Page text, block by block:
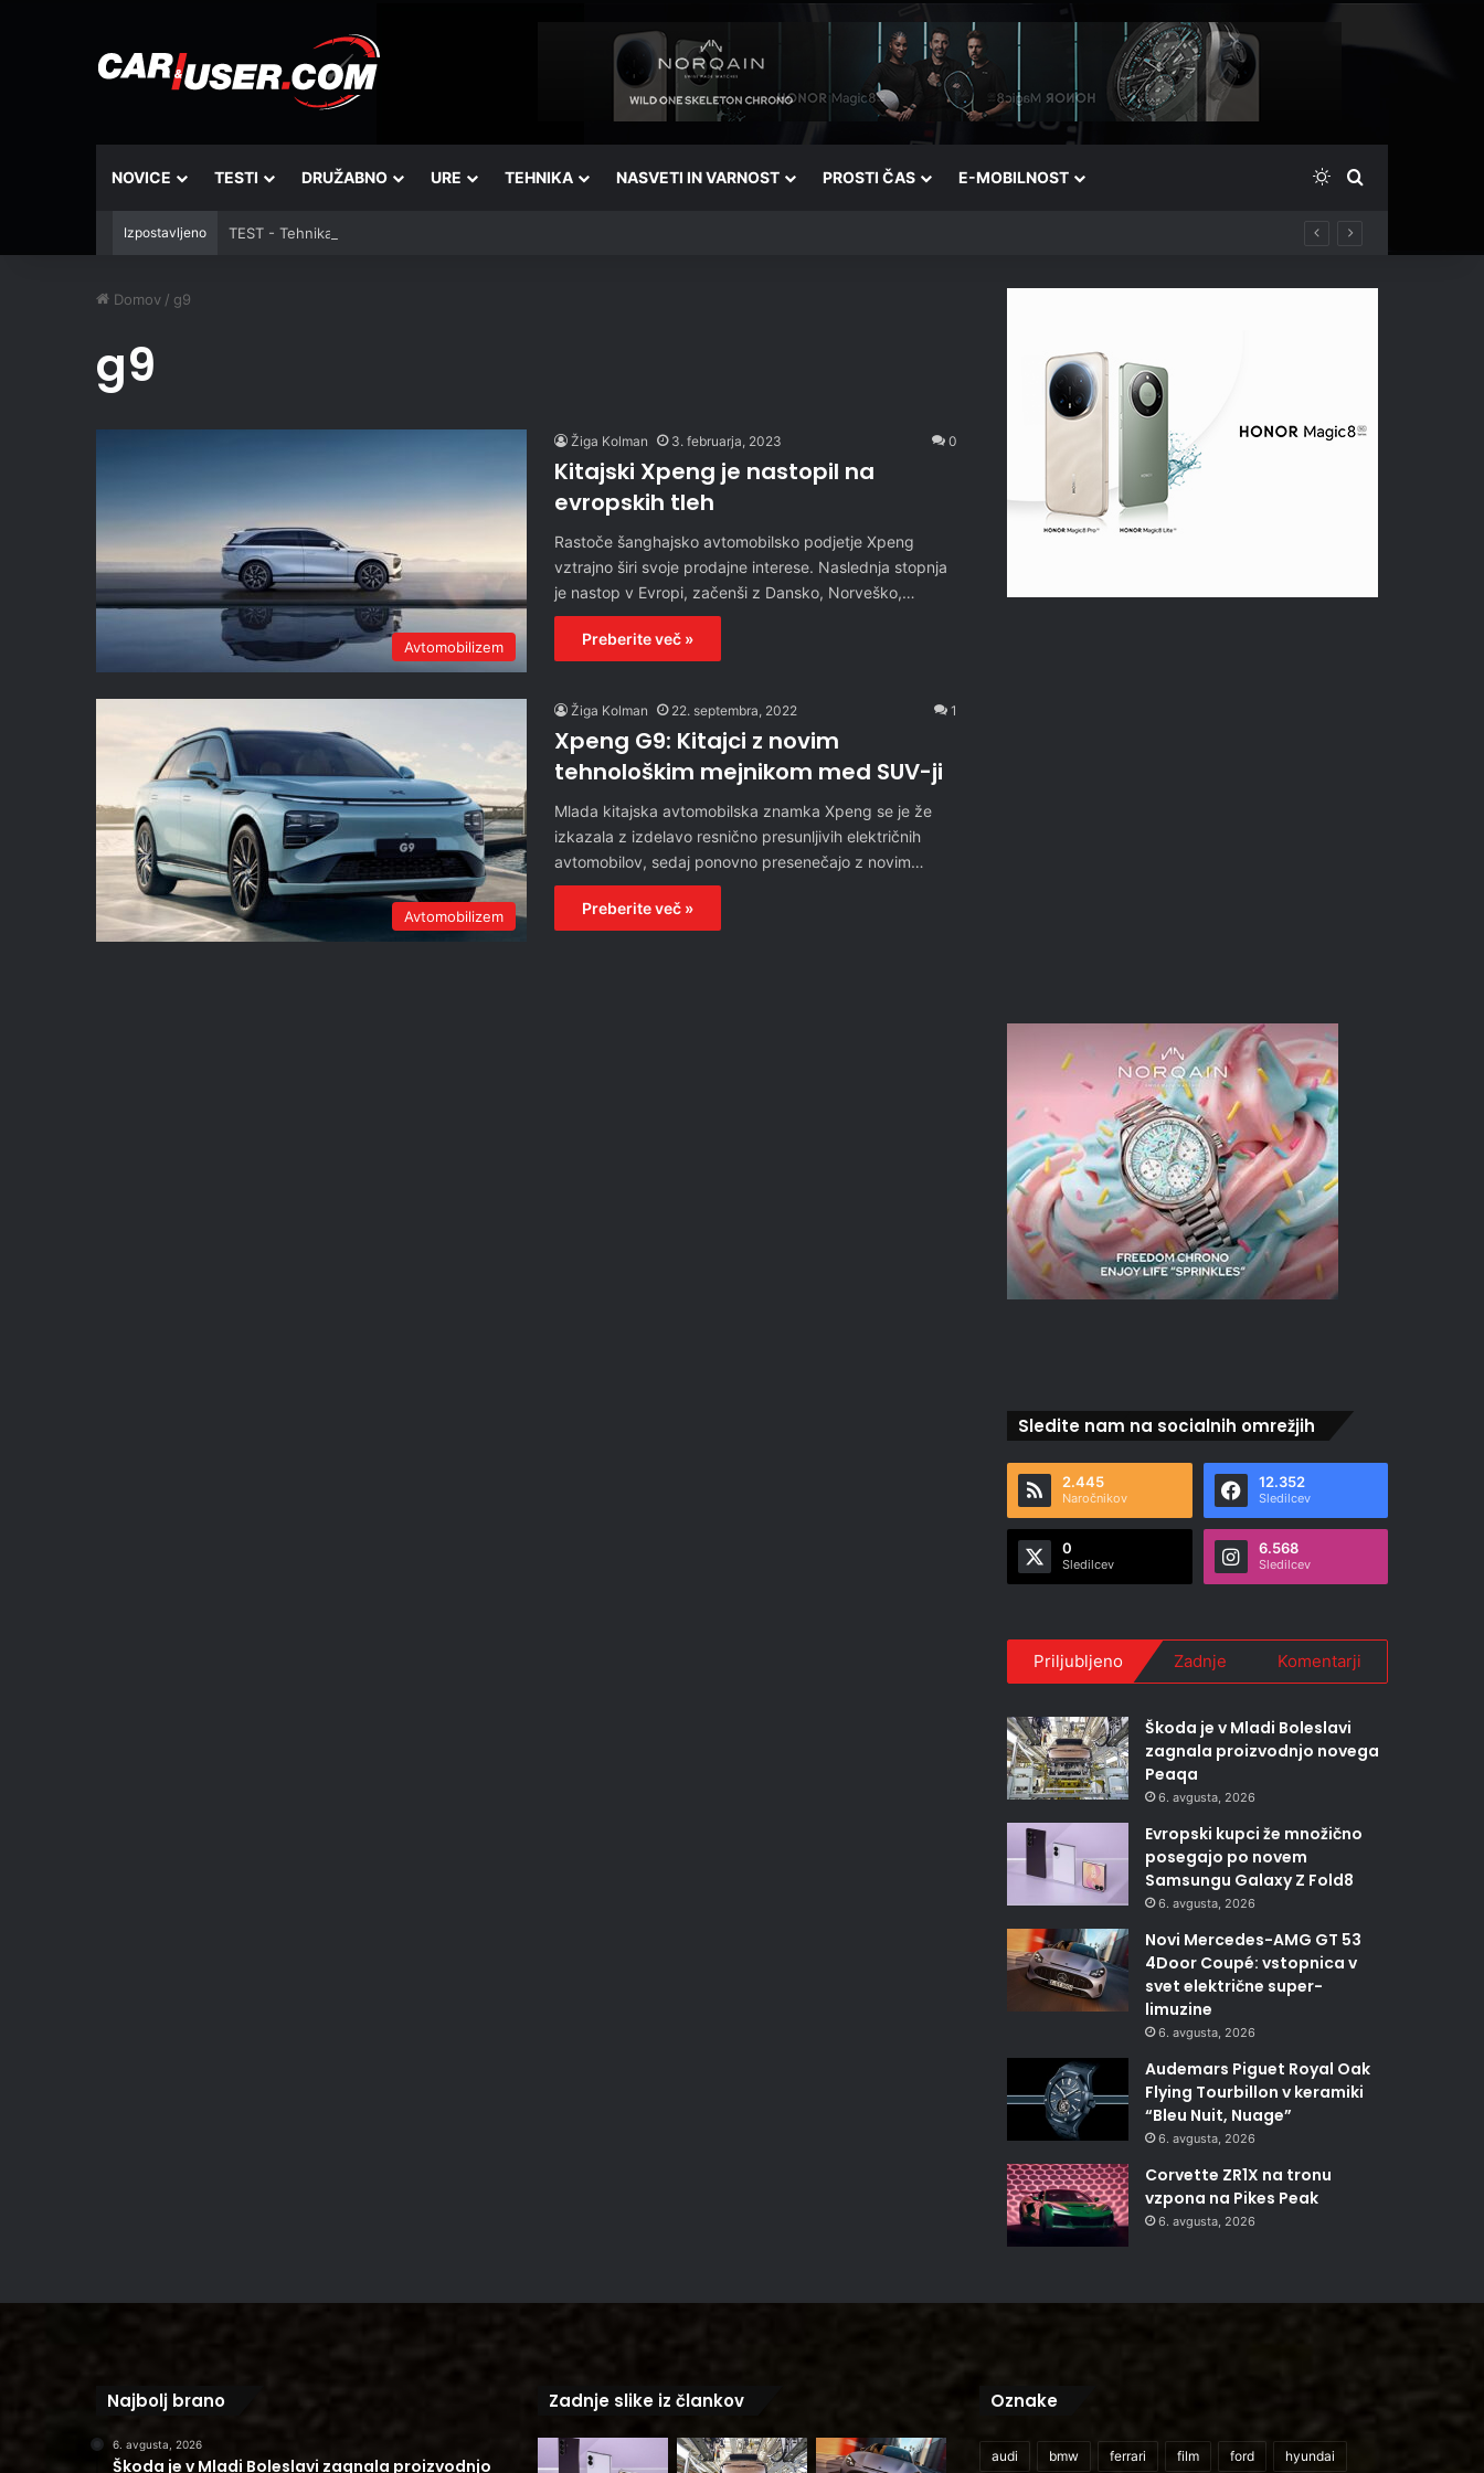
NOVICE TESTI DRUŽABNO URE TEHNIKA NASVETI IN VARNOST PROSTI ČAS E-MOBILNOST Switch skin
Išči
Izpostavljeno TEST - Tehnika: Vantrue JS3
Domov / g9
g9
Avtomobilizem
Žiga Kolman 3. februarja, 2023 0
Kitajski Xpeng je nastopil na
evropskih tleh
Rastoče šanghajsko avtomobilsko podjetje Xpeng
vztrajno širi svoje prodajne interese. Naslednja stopnja
je nastop v Evropi, začenši z Dansko, Norveško,…
Preberite več »
Avtomobilizem
Žiga Kolman 22. septembra, 2022 1
Xpeng G9: Kitajci z novim
tehnološkim mejnikom med SUV-ji
Mlada kitajska avtomobilska znamka Xpeng se je že
izkazala z izdelavo resnično presunljivih električnih
avtomobilov, sedaj ponovno presenečajo z novim…
Preberite več »
Sledite nam na socialnih omrežjih
2.445
Naročnikov
12.352
Sledilcev
0
Sledilcev
6.568
Sledilcev
Priljubljeno Zadnje Komentarji
Škoda je v Mladi Boleslavi
zagnala proizvodnjo novega
Peaqa
6. avgusta, 2026
Evropski kupci že množično
posegajo po novem
Samsungu Galaxy Z Fold8
6. avgusta, 2026
Novi Mercedes-AMG GT 53
4Door Coupé: vstopnica v
svet električne super-
limuzine
6. avgusta, 2026
Audemars Piguet Royal Oak
Flying Tourbillon v keramiki
“Bleu Nuit, Nuage”
6. avgusta, 2026
Corvette ZR1X na tronu
vzpona na Pikes Peak
6. avgusta, 2026
Najbolj brano
6. avgusta, 2026
Škoda je v Mladi Boleslavi zagnala proizvodnjo
Zadnje slike iz člankov Oznake
audi bmw ferrari film ford hyundai